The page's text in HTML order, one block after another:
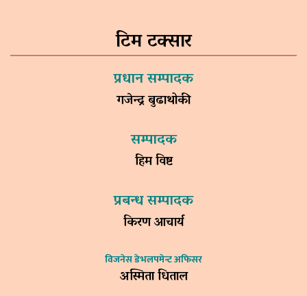
टिम टक्सार
प्रधान सम्पादक
गजेन्द्र बुढाथोकी
सम्पादक
हिम विष्ट
प्रबन्ध सम्पादक
किरण आचार्य
विजनेस डेभलपमेन्ट अफिसर
अस्मिता धिताल